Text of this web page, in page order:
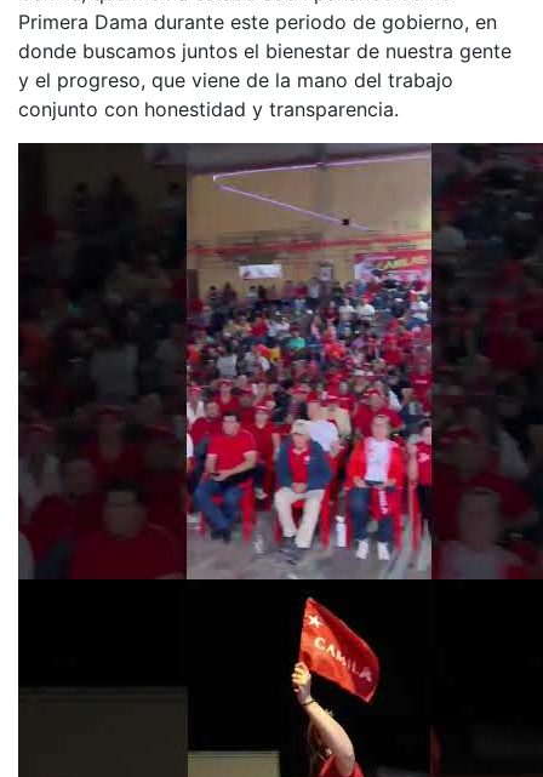
Primera Dama durante este periodo de gobierno, en
donde buscamos juntos el bienestar de nuestra gente
y el progreso, que viene de la mano del trabajo
conjunto con honestidad y transparencia.